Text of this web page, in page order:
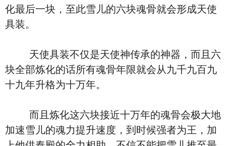
化最后一块，至此雪儿的六块魂骨就会形成天使
具装。
天使具装不仅是天使神传承的神器，而且六
块全部炼化的话所有魂骨年限就会从九千九百九
十九年升格为十万年。
而且炼化这六块接近十万年的魂骨会极大地
加速雪儿的魂力提升速度，到时候强者为王，加